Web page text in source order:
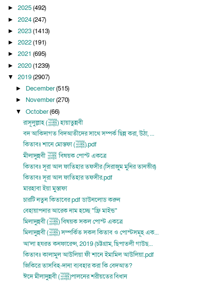
► 2025(492)
► 2024(247)
► 2023(1413)
► 2022(191)
► 2021 (695)
► 2020(1239)
▼ 2019(2907)
► December(515)
► November(270)
▼ October(66)
রাসূলুল্লাহ (ﷺ) হায়াতুন্নবী
বদ আকিদাগত বিদআতীদের সাথে সম্পর্ক ছিন্ন করা, উঠা, ...
কিতাবঃ শানে মোস্তফা (ﷺ).pdf
মীলাদুন্নবী ﷺ বিষয়ক পোস্ট একত্রে
কিতাবঃ সূরা আল ফাতিহার তফসীর (সিরাজুম মুনির তানভীর)
কিতাবঃ সূরা আল ফাতিহার তফসীর.pdf
মারহাবা ইয়া মুস্তাফা
চারটি নতুন কিতাবের pdf ডাউনলোড করুন
বেহায়াপনার আরেক নাম হচ্ছে "ফ্রি মাইন্ড"
মিলাদুন্নবী (ﷺ) বিষয়ক সকল পোস্ট একত্রে
মিলাদুন্নবী (ﷺ) সম্পর্কিত সকল কিতাব ও পোস্টসমূহ এক...
আ'লা হযরত কনফারেন্স, 2019 (চট্টগ্রাম, ছিপাতলী গাউছ...
কিতাবঃ কালামুল আউলিয়া ফী শানে ইমামিল আউলিয়া.pdf
জিকিরে তাসবিহ-দানা ব্যবহার করা কি বেদআত?
ঈদে মীলাদুন্নবী (ﷺ)পালনের শরীয়তের বিধান